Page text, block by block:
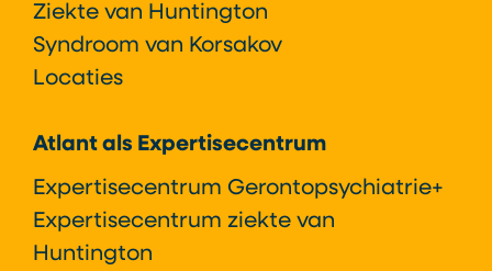
Ziekte van Huntington
Syndroom van Korsakov
Locaties
Atlant als Expertisecentrum
Expertisecentrum Gerontopsychiatrie+
Expertisecentrum ziekte van
Huntington